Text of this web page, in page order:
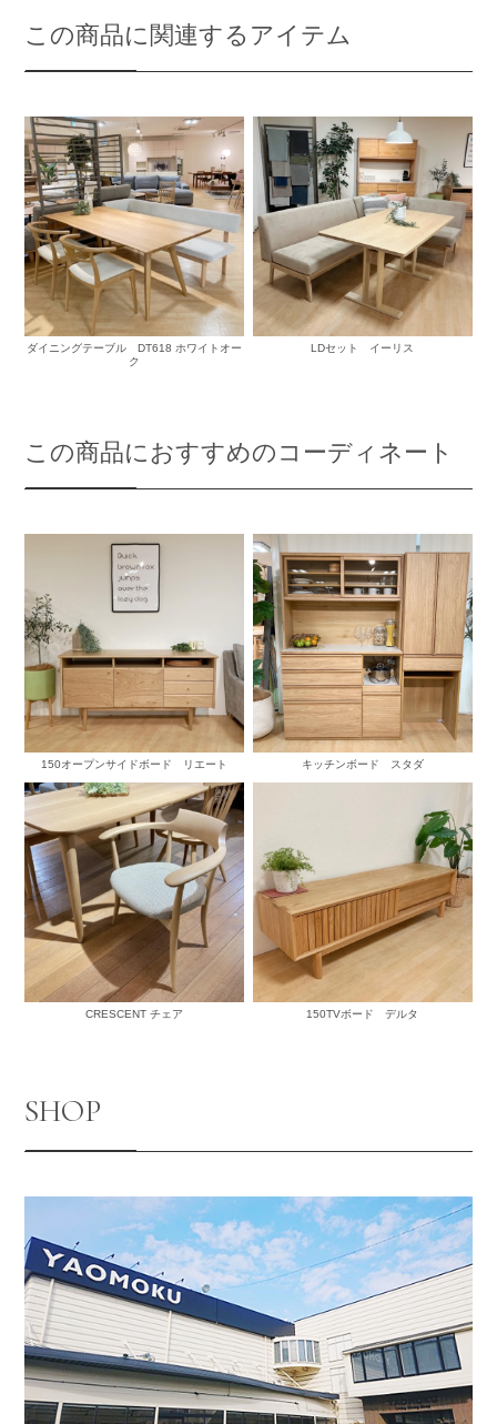
この商品に関連するアイテム
ダイニングテーブル DT618 ホワイトオー
ク
LDセット イーリス
この商品におすすめのコーディネート
150オープンサイドボード リエート キッチンボード スタダ
CRESCENT チェア 150TVボード デルタ
SHOP